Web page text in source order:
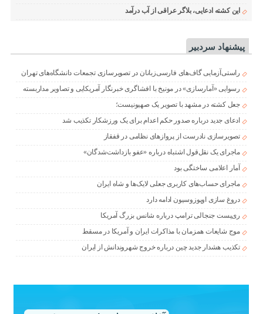
این کشته ادعایی، بلاگر عراقی از آب درآمد
پیشنهاد سردبیر
راستی‌آزمایی گاف‌های فارسی‌زبانان در تصویرسازی تجمعات دانشگاه‌های تهران
رسوایی «آمارسازی» در مونیخ با افشاگری خبرنگار آمریکایی و تصاویر مداربسته
جعل کشته در مشهد با تصویر یک صهیونیست؛
ادعای جدید درباره صدور حکم اعدام برای یک ورزشکار تکذیب شد
تصویرسازی نادرست از پروازهای نظامی در قفقاز
ماجرای یک نقل‌قول اشتباه درباره «عفو بازداشت‌شدگان»
آمار اعلامی ساختگی بود
ماجرای حساب‌های کاربری جعلی لایک‌ها و شاه ایران
دروغ سازی اوپوزوسیون ادامه دارد
ری‌پست جنجالی ترامپ درباره شانس بزرگ آمریکا
موج شایعات همزمان با مذاکرات ایران و آمریکا در مسقط
تکذیب هشدار جدید چین درباره خروج شهروندانش از ایران